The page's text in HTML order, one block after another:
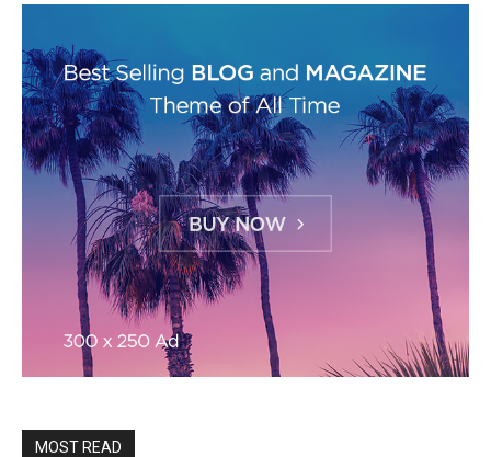
MOST READ